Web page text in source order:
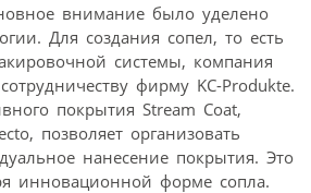
внимание было уделено
Для создания сопел, то есть
системы, компания
фирму KC-Produkte.
покрытия Stream Coat,
позволяет организовать
нанесение покрытия. Это
инновационной форме сопла.